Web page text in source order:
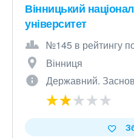
Вінницький
університет
№145 в рейтингу по
Вінниця
Державний.